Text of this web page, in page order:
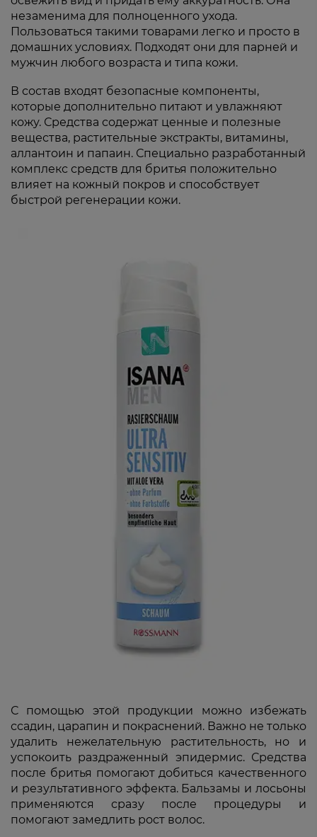
незаменима для полноценного ухода.
Пользоваться такими товарами легко и просто в
домашних условиях. Подходят они для парней и
мужчин любого возраста и типа кожи.
В состав входят безопасные компоненты,
которые дополнительно питают и увлажняют
кожу. Средства содержат ценные и полезные
вещества, растительные экстракты, витамины,
аллантоин и папаин. Специально разработанный
комплекс средств для бритья положительно
влияет на кожный покров и способствует
быстрой регенерации кожи.
С помощью этой продукции можно избежать
ссадин, царапин и покраснений. Важно не только
удалить нежелательную растительность, но и
успокоить раздраженный эпидермис. Средства
после бритья помогают добиться качественного
и результативного эффекта. Бальзамы и лосьоны
применяются сразу после процедуры и
помогают замедлить рост волос.